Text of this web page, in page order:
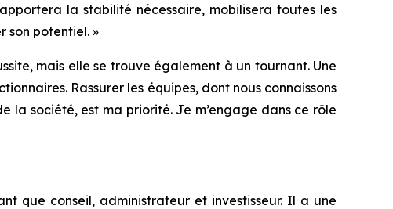
la stabilité nécessaire, mobilisera toutes les
son potentiel. »
mais elle se trouve également à un tournant. Une
Rassurer les équipes, dont nous connaissons
société, est ma priorité. Je m’engage dans ce rôle
que conseil, administrateur et investisseur. Il a une